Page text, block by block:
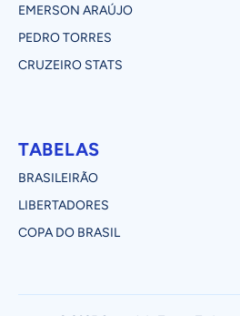
EMERSON ARAÚJO
PEDRO TORRES
CRUZEIRO STATS
TABELAS
BRASILEIRÃO
LIBERTADORES
COPA DO BRASIL